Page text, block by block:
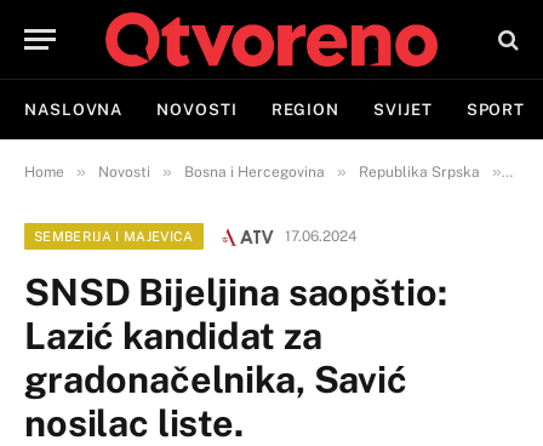
NASLOVNA NOVOSTI REGION SVIJET SPORT
Home » Novosti » Bosna i Hercegovina » Republika Srpska »
SEMBERIJA I MAJEVICA 17.06.2024
SNSD Bijeljina saopštio:
Lazić kandidat za
gradonačelnika, Savić
nosilac liste.